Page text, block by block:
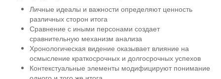
Личные идеалы и важности определяют ценность
различных сторон итога
Сравнение с иными персонами создает
сравнительную механизм анализа
Хронологическая видение оказывает влияние на
осмысление краткосрочных и долгосрочных успехов
Контекстуальные элементы модифицируют понимание